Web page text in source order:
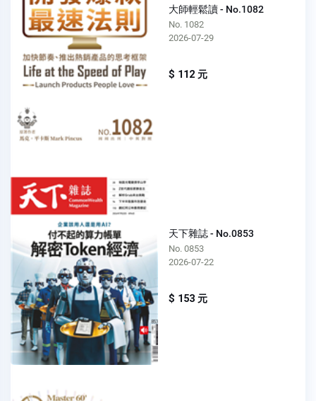
大師輕鬆讀 - No.1082
No. 1082
2026-07-29
$ 112 元
天下雜誌 - No.0853
No. 0853
2026-07-22
$ 153 元